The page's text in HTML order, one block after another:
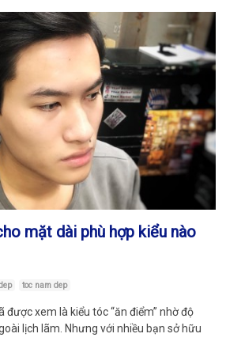
mặt dài phù hợp kiểu nào
toc nam dep
xem là kiểu tóc “ăn điểm” nhờ độ
lịch lãm. Nhưng với nhiều bạn sở hữu